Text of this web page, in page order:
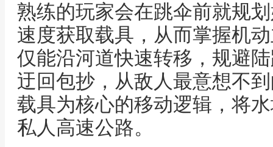
熟练的玩家会在跳伞前就规
速度获取载具，从而掌握机
仅能沿河道快速转移，规避
迂回包抄，从敌人最意想不
载具为核心的移动逻辑，将
私人高速公路。